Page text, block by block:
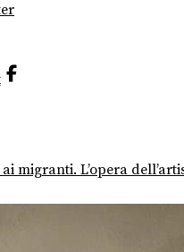
migranti. L’opera